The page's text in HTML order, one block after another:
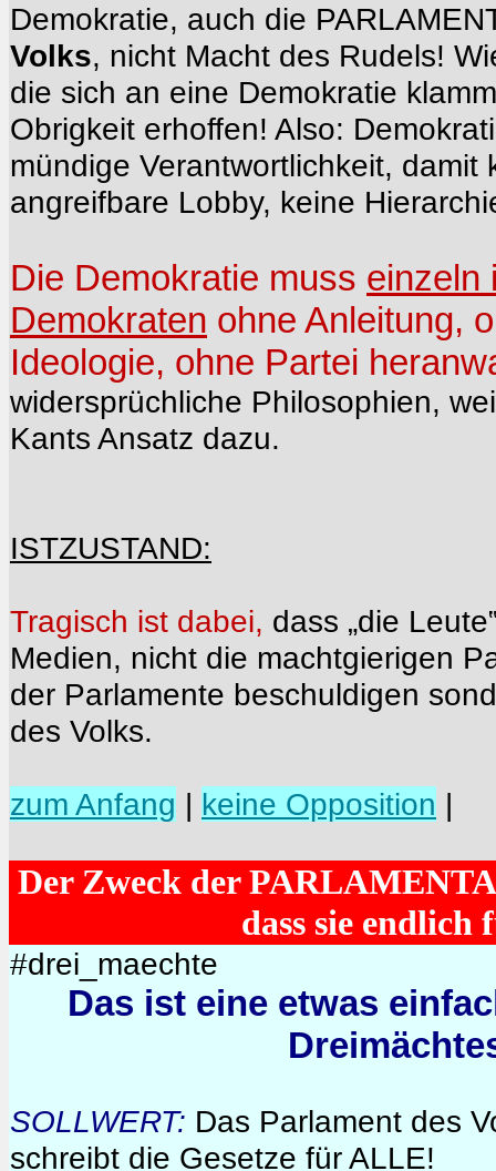
Demokratie, auch die
Volks, nicht Macht des Rudels!
die sich an eine Demokratie
Obrigkeit erhoffen! Also:
mündige Verantwortlichkeit, damit
angreifbare Lobby, keine
Die Demokratie muss einzeln
Demokraten ohne Anleitung,
Ideologie, ohne Partei
widersprüchliche Philosophien,
Kants Ansatz dazu.
ISTZUSTAND:
Tragisch ist dabei, dass „die
Medien, nicht die machtgierigen
der Parlamente beschuldigen
des Volks.
zum Anfang | keine Opposition |
Der Zweck der
dass sie
#drei_maechte
Das ist eine etwas
SOLLWERT: Das Parlament des
schreibt die Gesetze für ALLE!